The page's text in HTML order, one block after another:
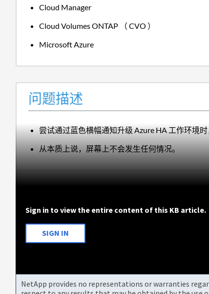
Cloud Manager
Cloud Volumes ONTAP （ CVO ）
Microsoft Azure
问题描述
尝试通过蓝色横幅通知升级 Azure HA 工作环境
从本质上说，屏幕上不会发生任何情况。
Sign in to view the entire content of this KB article.
SIGN IN
NetApp provides no representations or warranties